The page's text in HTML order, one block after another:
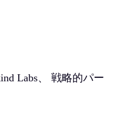
Labs、 戦略的パー